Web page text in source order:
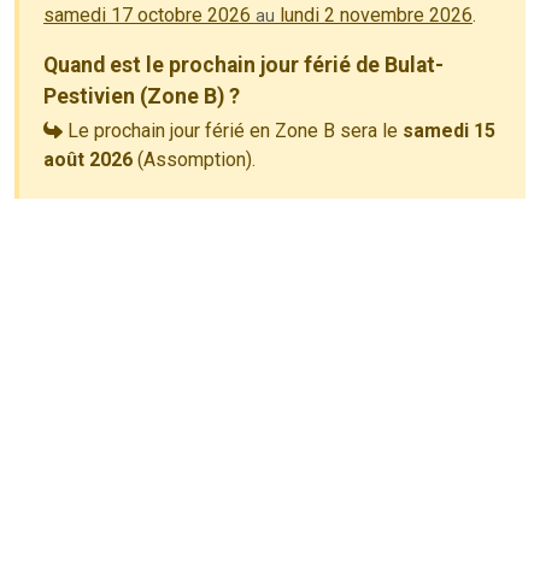
samedi 17 octobre 2026 au lundi 2 novembre 2026.
Quand est le prochain jour férié de Bulat-
Pestivien (Zone B) ?
Le prochain jour férié en Zone B sera le samedi 15
août 2026 (Assomption).